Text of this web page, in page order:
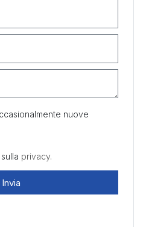
nuove
privacy.
Invia